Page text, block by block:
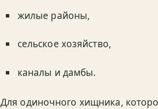
жилые районы,
сельское хозяйство,
каналы и дамбы.
Для одиночного хищника,